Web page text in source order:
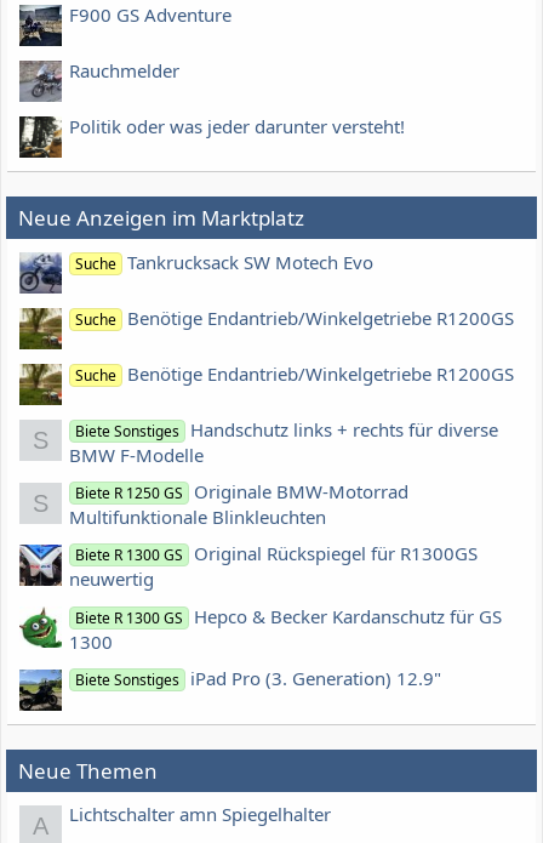
F900 GS Adventure
Rauchmelder
Politik oder was jeder darunter versteht!
Neue Anzeigen im Marktplatz
Suche Tankrucksack SW Motech Evo
Suche Benötige Endantrieb/Winkelgetriebe R1200GS
Suche Benötige Endantrieb/Winkelgetriebe R1200GS
S Biete Sonstiges Handschutz links + rechts für diverse
BMW F-Modelle
S Biete R 1250 GS
Originale BMW-Motorrad
Multifunktionale Blinkleuchten
Biete R 1300 GS
Original Rückspiegel für R1300GS
neuwertig
Biete R 1300 GS
Hepco & Becker Kardanschutz für GS
1300
Biete Sonstiges iPad Pro (3. Generation) 12.9"
Neue Themen
A Lichtschalter amn Spiegelhalter